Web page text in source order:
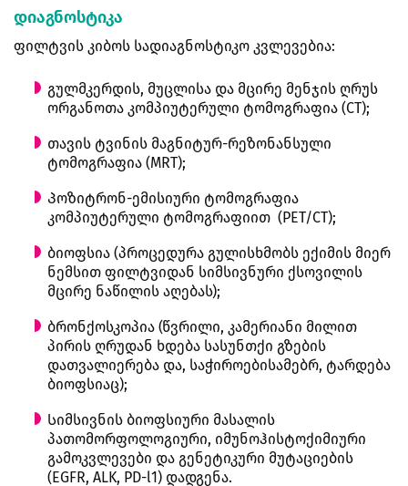
დიაგნოსტიკა
ფილტვის კიბოს სადიაგნოსტიკო კვლევებია:
გულმკერდის, მუცლისა და მცირე მენჯის ღრუს
ორგანოთა კომპიუტერული ტომოგრაფია (CT);
თავის ტვინის მაგნიტურ-რეზონანსული
ტომოგრაფია (MRT);
Პოზიტრონ-ემისიური ტომოგრაფია
კომპიუტერული ტომოგრაფიით (PET/CT);
ბიოფსია (პროცედურა გულისხმობს ექიმის მიერ
ნემსით ფილტვიდან სიმსივნური ქსოვილის
მცირე ნაწილის აღებას);
ბრონქოსკოპია (წვრილი, კამერიანი მილით
პირის ღრუდან ხდება სასუნთქი გზების
დათვალიერება და, საჭიროებისამებრ, ტარდება
ბიოფსიაც);
Სიმსივნის ბიოფსიური მასალის
პათომორფოლოგიური, იმუნოჰისტოქიმიური
გამოკვლევები და გენეტიკური მუტაციების
(EGFR, ALK, PD-l1) დადგენა.